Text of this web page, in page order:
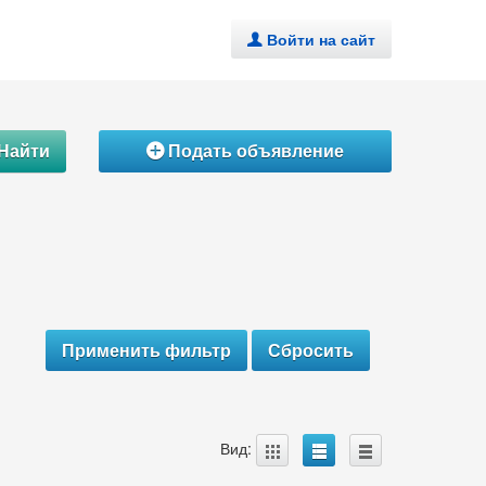
. Войти на сайт
ÁПодать объявление
Вид: A B C